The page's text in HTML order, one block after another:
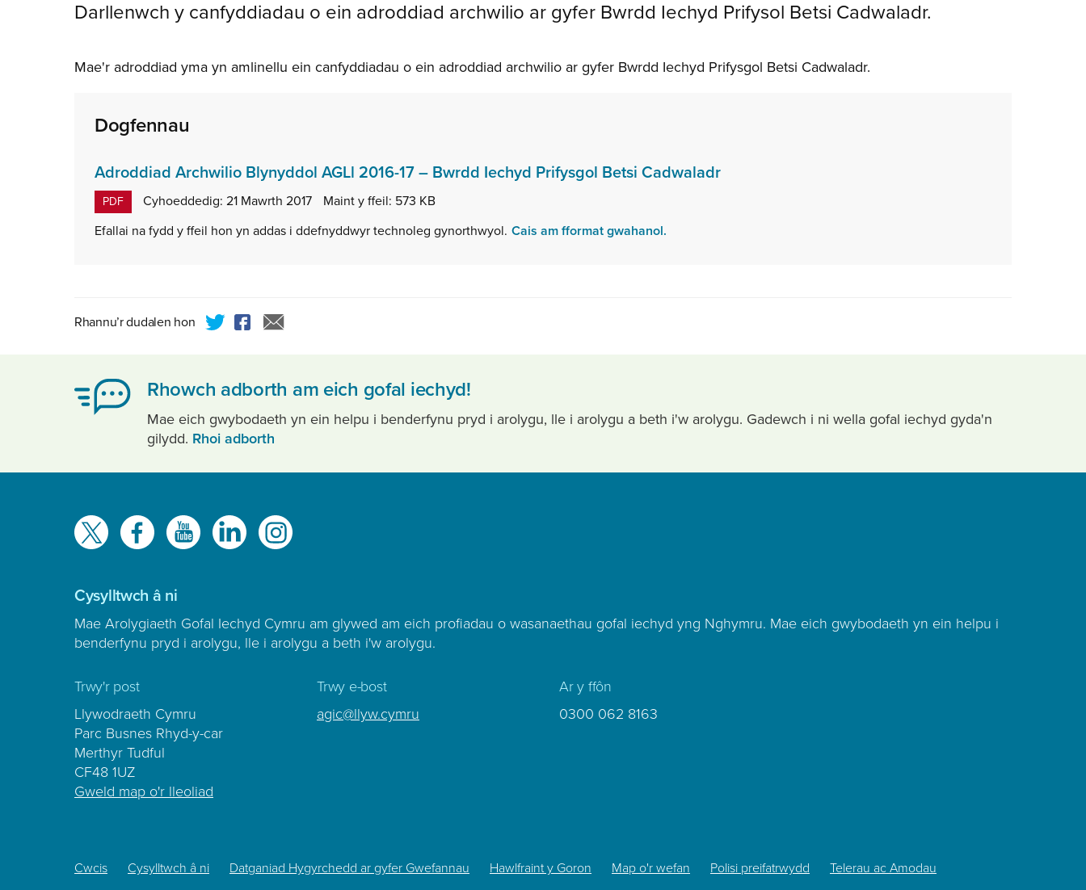
Darllenwch y canfyddiadau o ein adroddiad archwilio ar gyfer Bwrdd Iechyd Prifysol Betsi Cadwaladr.
Mae'r adroddiad yma yn amlinellu ein canfyddiadau o ein adroddiad archwilio ar gyfer Bwrdd Iechyd Prifysgol Betsi Cadwaladr.
Dogfennau
Adroddiad Archwilio Blynyddol AGLl 2016-17 – Bwrdd Iechyd Prifysgol Betsi Cadwaladr,
PDF Cyhoeddedig: 21 Mawrth 2017 Maint y ffeil: 573 KB
Efallai na fydd y ffeil hon yn addas i ddefnyddwyr technoleg gynorthwyol. Cais am fformat gwahanol.
Rhannu’r dudalen hon
Rhowch adborth am eich gofal iechyd!
Mae eich gwybodaeth yn ein helpu i benderfynu pryd i arolygu, lle i arolygu a beth i'w arolygu. Gadewch i ni wella gofal iechyd gyda'n
gilydd. Rhoi adborth
Gwelwch
ni
Cysylltwch â ni
Mae Arolygiaeth Gofal Iechyd Cymru am glywed am eich profiadau o wasanaethau gofal iechyd yng Nghymru. Mae eich gwybodaeth yn ein helpu i
benderfynu pryd i arolygu, lle i arolygu a beth i'w arolygu.
Trwy'r post
Llywodraeth Cymru
Parc Busnes Rhyd-y-car
Merthyr Tudful
CF48 1UZ
Gweld map o'r lleoliad
Trwy e-bost
agic@llyw.cymru
Ar y ffôn
0300 062 8163
Footer
Cwcis Cysylltwch â ni Datganiad Hygyrchedd ar gyfer Gwefannau Hawlfraint y Goron Map o'r wefan Polisi preifatrwydd Telerau ac Amodau